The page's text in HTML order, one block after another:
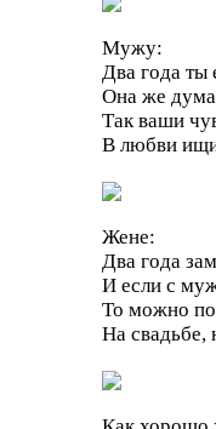
Мужу:
Два года ты
Она же
Так ваши
В любви
Жене:
Два года
И если с
То можно
На свадьбе,